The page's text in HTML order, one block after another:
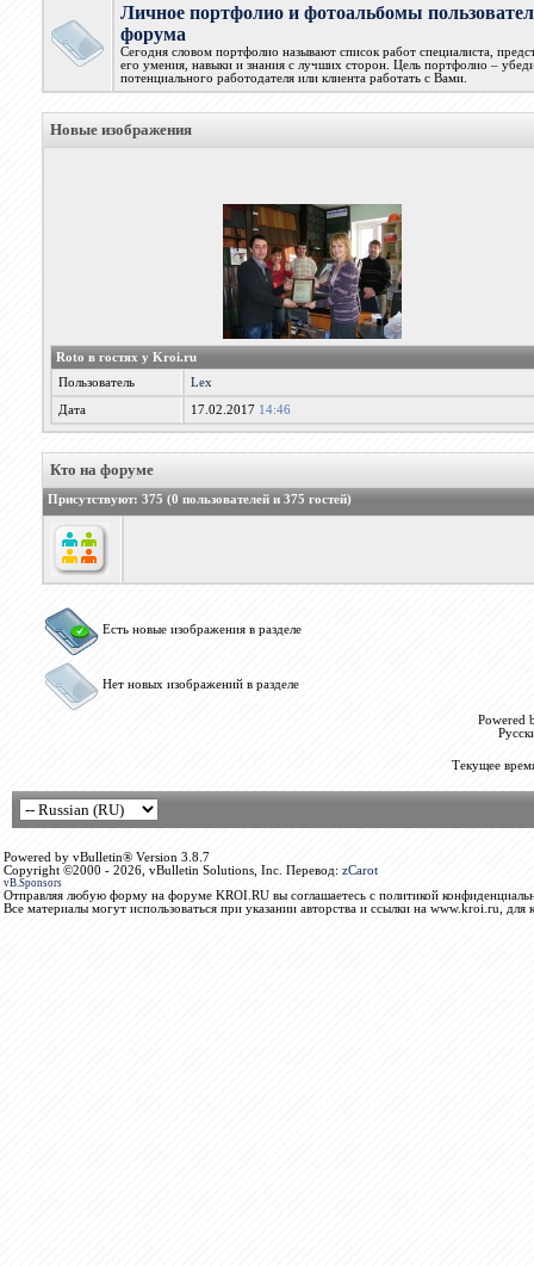
Личное портфолио и фотоальбомы
форума
Сегодня словом портфолио называют список работ специалиста,
его умения, навыки и знания с лучших сторон. Цель портфолио –
потенциального работодателя или клиента работать с Вами.
Новые изображения
Roto в гостях у Kroi.ru
Пользователь
Lex
Дата 17.02.2017 14:46
Кто на форуме
Присутствуют: 375 (0 пользователей и 375 гостей)
Есть новые изображения в разделе
Нет новых изображений в разделе
Powered
Текущее
Powered by vBulletin® Version 3.8.7
Copyright ©2000 - 2026, vBulletin Solutions, Inc. Перевод: zCarot
vB.Sponsors
Отправляя любую форму на форуме KROI.RU вы соглашаетесь с политикой
Все материалы могут использоваться при указании авторства и ссылки на www.kroi.ru, для